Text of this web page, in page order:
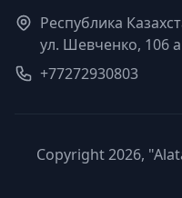
Республика
ул. Шевченко, 106 а
+77272930803
Copyright 2026,